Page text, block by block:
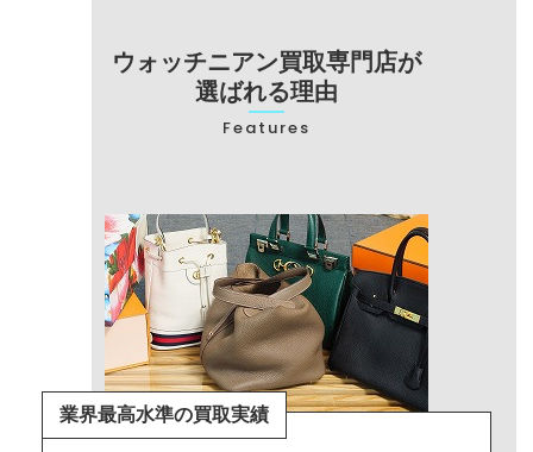
ウォッチニアン買取専門店が
選ばれる理由
Features
業界最高水準の買取実績